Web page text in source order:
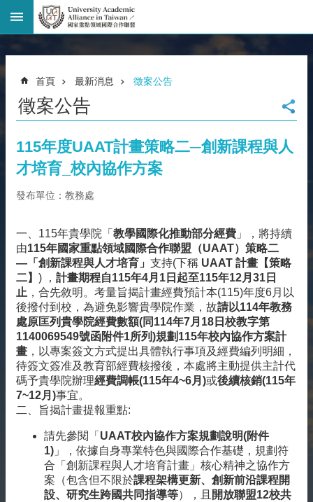
進
階
回
首
頁
臺
首
導
覽
絡
資
訊
雙
語
詞
彙
English
首頁 最新消息 徵案公告
徵案公告
115年度UAAT計畫策略二─創新課程與人
才培育_校內協作方案
發布單位：教務處
一、115年貴學院「 教學國際化推動部分經費 」，將持續
由115年國家重點領域國際合作聯盟（UAAT）策略二
― 「創新課程與人才培育」 支持(下稱 UAAT 計畫【策略
二】 ) ， 計畫期程自115年4月1日起至115年12月31日
止 ，合先敘明。考量旨揭計畫經費預計本(115)年度6月以
後撥付到校，為避免影響貴學院作業，故請以114年教務
處原匡列貴學院經費數額(同114年7月18日校教字第
1140069549號函附件1所列)規劃115年校內協作方案計
畫 ，以專案簽文方式提出具體執行事項及經費編列明細，
待簽文簽准及教育部經費核撥後，本處將主動提供主計代
碼予貴學院辦理經費調帳(115年4~6月)或後續核銷(115年
7~12月)事宜。
二、旨揭計畫提報重點:
請先參閱「 UAAT校內協作方案規劃說明(附件
1) 」，依據自身專業特色與國際合作基礎，規劃符
合「創新課程與人才培育計畫」核心精神之協作方
案（包含但不限於課程架構更新、創新前沿課程開
設、研究生跨國共同指導等），且 開放聯盟12校共